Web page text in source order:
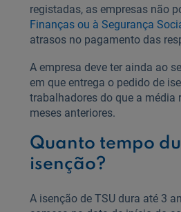
registadas, as empresas não
Finanças ou à Segurança
atrasos no pagamento das
A empresa deve ter ainda ao
em que entrega o pedido de
trabalhadores do que a média
meses anteriores.
Quanto tempo
isenção?
A isenção de TSU dura até 3